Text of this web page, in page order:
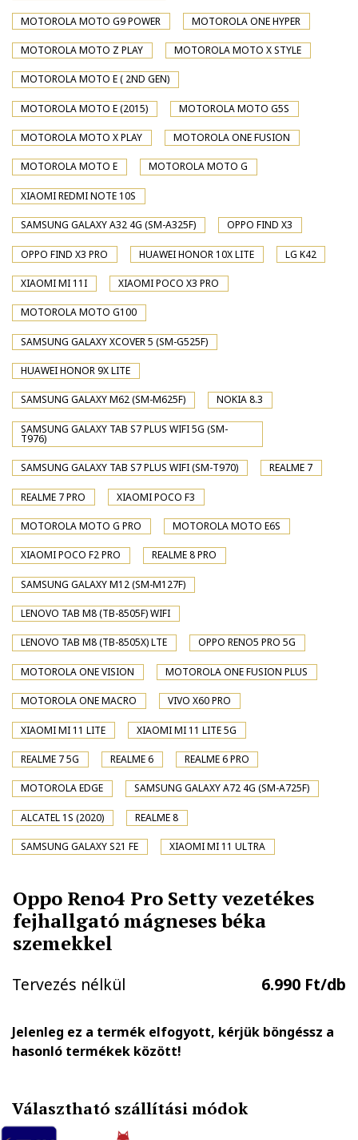
MOTOROLA MOTO G9 POWER MOTOROLA ONE HYPER
MOTOROLA MOTO Z PLAY MOTOROLA MOTO X STYLE
MOTOROLA MOTO E ( 2ND GEN)
MOTOROLA MOTO E (2015) MOTOROLA MOTO G5S
MOTOROLA MOTO X PLAY MOTOROLA ONE FUSION
MOTOROLA MOTO E MOTOROLA MOTO G
XIAOMI REDMI NOTE 10S
SAMSUNG GALAXY A32 4G (SM-A325F) OPPO FIND X3
OPPO FIND X3 PRO HUAWEI HONOR 10X LITE LG K42
XIAOMI MI 11I XIAOMI POCO X3 PRO
MOTOROLA MOTO G100
SAMSUNG GALAXY XCOVER 5 (SM-G525F)
HUAWEI HONOR 9X LITE
SAMSUNG GALAXY M62 (SM-M625F) NOKIA 8.3
SAMSUNG GALAXY TAB S7 PLUS WIFI 5G (SM-
T976)
SAMSUNG GALAXY TAB S7 PLUS WIFI (SM-T970) REALME 7
REALME 7 PRO XIAOMI POCO F3
MOTOROLA MOTO G PRO MOTOROLA MOTO E6S
XIAOMI POCO F2 PRO REALME 8 PRO
SAMSUNG GALAXY M12 (SM-M127F)
LENOVO TAB M8 (TB-8505F) WIFI
LENOVO TAB M8 (TB-8505X) LTE OPPO RENO5 PRO 5G
MOTOROLA ONE VISION MOTOROLA ONE FUSION PLUS
MOTOROLA ONE MACRO VIVO X60 PRO
XIAOMI MI 11 LITE XIAOMI MI 11 LITE 5G
REALME 7 5G REALME 6 REALME 6 PRO
MOTOROLA EDGE SAMSUNG GALAXY A72 4G (SM-A725F)
ALCATEL 1S (2020) REALME 8
SAMSUNG GALAXY S21 FE XIAOMI MI 11 ULTRA
Oppo Reno4 Pro Setty vezetékes
fejhallgató mágneses béka
szemekkel
Tervezés nélkül 6.990 Ft/db
Jelenleg ez a termék elfogyott, kérjük böngéssz a
hasonló termékek között!
Választható szállítási módok